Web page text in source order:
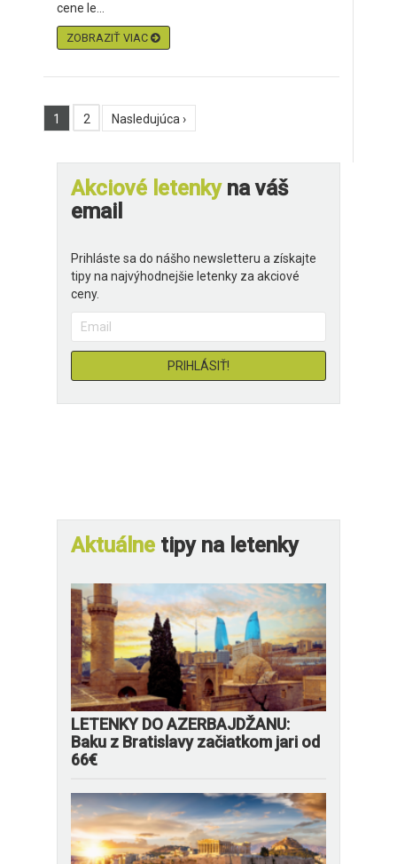
cene le...
ZOBRAZIŤ VIAC
1 2 Nasledujúca ›
Akciové letenkyna váš
email
Prihláste sa do nášho newsletteru a získajte
tipy na najvýhodnejšie letenky za akciové
ceny.
Aktuálne tipy na letenky
LETENKY DO AZERBAJDŽANU:
Baku z Bratislavy začiatkom jari od
66€